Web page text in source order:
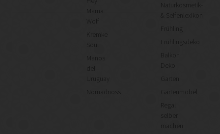
Mama
Wolf
Kremke
Manos
Uruguay
Nomadnoss
Naturkosmetik-
& Seifenlexikon
Frühling
Frühlingsdeko
Balkon
Deko
Garten
Gartenmöbel
Regal